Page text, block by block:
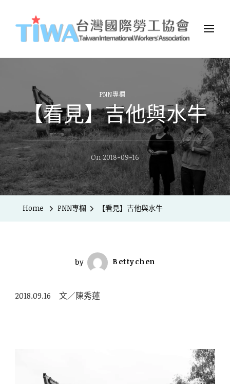
TIWA台灣國際勞工協會
台灣國際勞工協會（Taiwan International Workers
Association，簡稱TIWA），是全台第一個以國際移工為服務對象的
PNN專欄
【看見】吉他與水牛
On 2018-09-16
Home PNN專欄 【看見】吉他與水牛
by Bettychen
2018.09.16 文／陳秀蓮